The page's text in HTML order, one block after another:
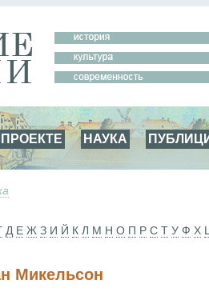
НАУКА
Д Е Ж З И Й К Л М Н О П Р С Т У Ф Х
Микельсон